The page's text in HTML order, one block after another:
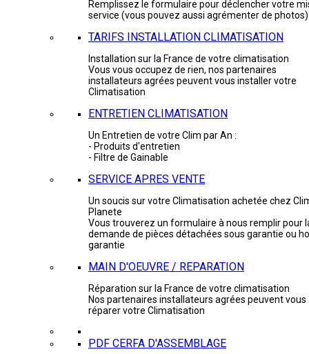
Remplissez le formulaire pour déclencher votre
service (vous pouvez aussi agrémenter de photos)
TARIFS INSTALLATION CLIMATISATION
Installation sur la France de votre climatisation
Vous vous occupez de rien, nos partenaires
installateurs agrées peuvent vous installer votre
Climatisation
ENTRETIEN CLIMATISATION
Un Entretien de votre Clim par An :
- Produits d'entretien
- Filtre de Gainable
SERVICE APRES VENTE
Un soucis sur votre Climatisation achetée chez
Planete
Vous trouverez un formulaire à nous remplir pour
demande de pièces détachées sous garantie ou
garantie
MAIN D'OEUVRE / REPARATION
Réparation sur la France de votre climatisation
Nos partenaires installateurs agrées peuvent vous
réparer votre Climatisation
PDF CERFA D'ASSEMBLAGE